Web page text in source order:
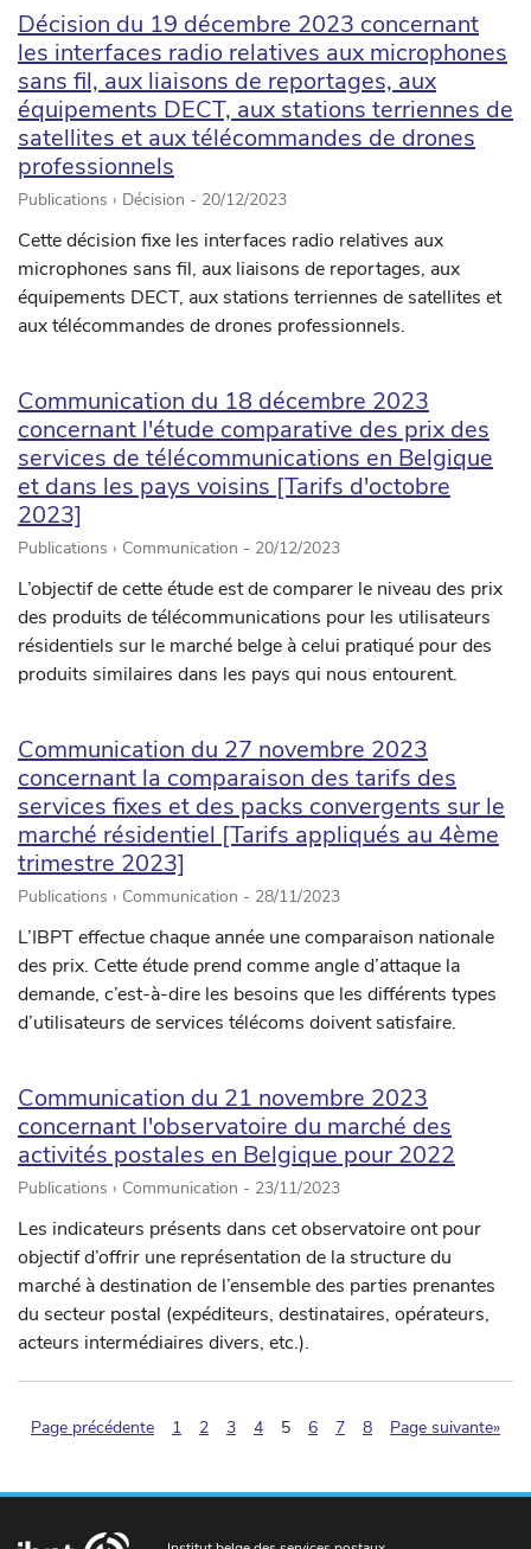
Décision du 19 décembre 2023 concernant
les interfaces radio relatives aux microphones
sans fil, aux liaisons de reportages, aux
équipements DECT, aux stations terriennes de
satellites et aux télécommandes de drones
professionnels
Publications › Décision - 20/12/2023
Cette décision fixe les interfaces radio relatives aux
microphones sans fil, aux liaisons de reportages, aux
équipements DECT, aux stations terriennes de satellites et
aux télécommandes de drones professionnels.
Communication du 18 décembre 2023
concernant l'étude comparative des prix des
services de télécommunications en Belgique
et dans les pays voisins [Tarifs d'octobre
2023]
Publications › Communication - 20/12/2023
L’objectif de cette étude est de comparer le niveau des prix
des produits de télécommunications pour les utilisateurs
résidentiels sur le marché belge à celui pratiqué pour des
produits similaires dans les pays qui nous entourent.
Communication du 27 novembre 2023
concernant la comparaison des tarifs des
services fixes et des packs convergents sur le
marché résidentiel [Tarifs appliqués au 4ème
trimestre 2023]
Publications › Communication - 28/11/2023
L’IBPT effectue chaque année une comparaison nationale
des prix. Cette étude prend comme angle d’attaque la
demande, c’est-à-dire les besoins que les différents types
d’utilisateurs de services télécoms doivent satisfaire.
Communication du 21 novembre 2023
concernant l'observatoire du marché des
activités postales en Belgique pour 2022
Publications › Communication - 23/11/2023
Les indicateurs présents dans cet observatoire ont pour
objectif d’offrir une représentation de la structure du
marché à destination de l’ensemble des parties prenantes
du secteur postal (expéditeurs, destinataires, opérateurs,
acteurs intermédiaires divers, etc.).
Page précédente 1 2 3 4 5(pagination.current)
6 7 8 Page suivante»